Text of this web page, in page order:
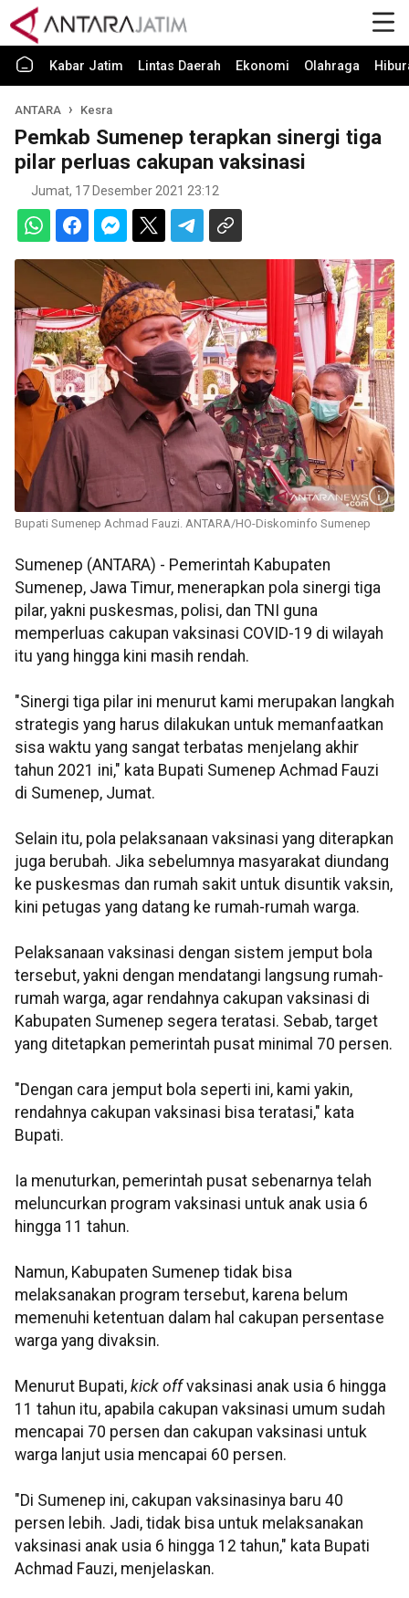
Kabar Jatim Lintas Daerah Ekonomi Olahraga
ANTARA Kesra
Pemkab Sumenep terapkan sinergi tiga
pilar perluas cakupan vaksinasi
Jumat, 17 Desember 2021 23:12
Bupati Sumenep Achmad Fauzi. ANTARA/HO-Diskominfo Sumenep
Sumenep (ANTARA) - Pemerintah Kabupaten
Sumenep, Jawa Timur, menerapkan pola sinergi tiga
pilar, yakni puskesmas, polisi, dan TNI guna
memperluas cakupan vaksinasi COVID-19 di wilayah
itu yang hingga kini masih rendah.
"Sinergi tiga pilar ini menurut kami merupakan langkah
strategis yang harus dilakukan untuk memanfaatkan
sisa waktu yang sangat terbatas menjelang akhir
tahun 2021 ini," kata Bupati Sumenep Achmad Fauzi
di Sumenep, Jumat.
Selain itu, pola pelaksanaan vaksinasi yang diterapkan
juga berubah. Jika sebelumnya masyarakat diundang
ke puskesmas dan rumah sakit untuk disuntik vaksin,
kini petugas yang datang ke rumah-rumah warga.
Pelaksanaan vaksinasi dengan sistem jemput bola
tersebut, yakni dengan mendatangi langsung rumah-
rumah warga, agar rendahnya cakupan vaksinasi di
Kabupaten Sumenep segera teratasi. Sebab, target
yang ditetapkan pemerintah pusat minimal 70 persen.
"Dengan cara jemput bola seperti ini, kami yakin,
rendahnya cakupan vaksinasi bisa teratasi," kata
Bupati.
Ia menuturkan, pemerintah pusat sebenarnya telah
meluncurkan program vaksinasi untuk anak usia 6
hingga 11 tahun.
Namun, Kabupaten Sumenep tidak bisa
melaksanakan program tersebut, karena belum
memenuhi ketentuan dalam hal cakupan persentase
warga yang divaksin.
Menurut Bupati, kick offvaksinasi anak usia 6 hingga
11 tahun itu, apabila cakupan vaksinasi umum sudah
mencapai 70 persen dan cakupan vaksinasi untuk
warga lanjut usia mencapai 60 persen.
"Di Sumenep ini, cakupan vaksinasinya baru 40
persen lebih. Jadi, tidak bisa untuk melaksanakan
vaksinasi anak usia 6 hingga 12 tahun," kata Bupati
Achmad Fauzi, menjelaskan.